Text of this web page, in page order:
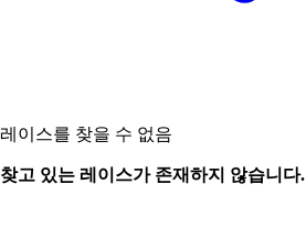
레이스를 찾을 수 없음
찾고 있는 레이스가 존재하지 않습니다.